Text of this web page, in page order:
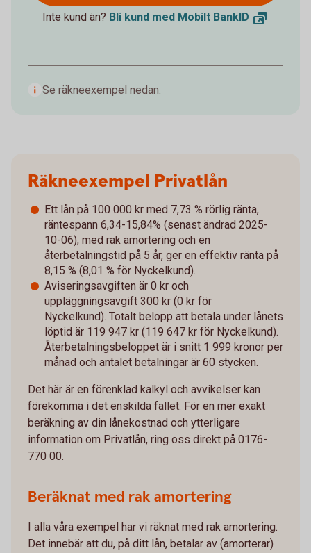
Inte kund än? Bli kund med Mobilt BankID
Se räkneexempel nedan.
Räkneexempel Privatlån
Ett lån på 100 000 kr med 7,73 % rörlig ränta,
räntespann 6,34-15,84% (senast ändrad 2025-
10-06), med rak amortering och en
återbetalningstid på 5 år, ger en effektiv ränta på
8,15 % (8,01 % för Nyckelkund).
Aviseringsavgiften är 0 kr och
uppläggningsavgift 300 kr (0 kr för
Nyckelkund). Totalt belopp att betala under lånets
löptid är 119 947 kr (119 647 kr för Nyckelkund).
Återbetalningsbeloppet är i snitt 1 999 kronor per
månad och antalet betalningar är 60 stycken.
Det här är en förenklad kalkyl och avvikelser kan
förekomma i det enskilda fallet. För en mer exakt
beräkning av din lånekostnad och ytterligare
information om Privatlån, ring oss direkt på 0176-
770 00.
Beräknat med rak amortering
I alla våra exempel har vi räknat med rak amortering.
Det innebär att du, på ditt lån, betalar av (amorterar)